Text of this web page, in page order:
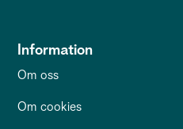
Information
Om oss
Om cookies